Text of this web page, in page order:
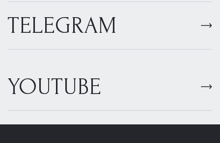
TELEGRAM
YOUTUBE